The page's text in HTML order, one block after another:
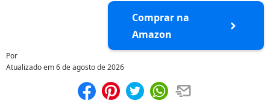
Comprar na
Amazon
Por
Atualizado em6 de agosto de 2026